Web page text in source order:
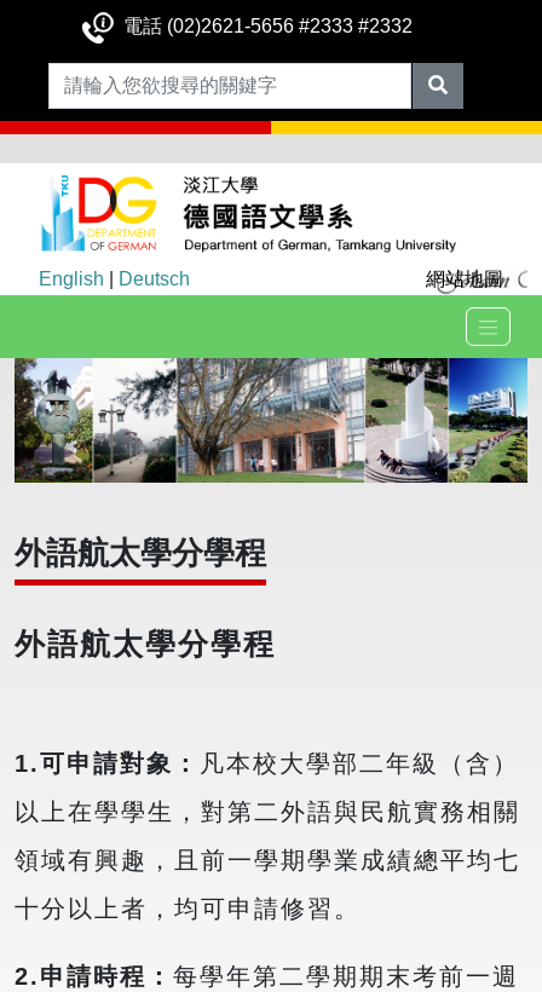
電話 (02)2621-5656 #2333 #2332
English Deutsch 網站地圖
外語航太學分學程
外語航太學分學程
1.可申請對象： 凡本校大學部二年級（含）
以上在學學生，對第二外語與民航實務相關
領域有興趣，且前一學期學業成績總平均七
十分以上者，均可申請修習。
2.申請時程： 每學年第二學期期末考前一週